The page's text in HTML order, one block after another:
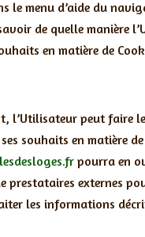
le menu d’aide du
de quelle manière
en matière de
l’Utilisateur peut faire
souhaits en matière de
pourra en
prestataires externes
les informations